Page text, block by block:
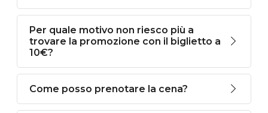
Per quale motivo non riesco più a
trovare la promozione con il biglietto a
10€?
Come posso prenotare la cena?